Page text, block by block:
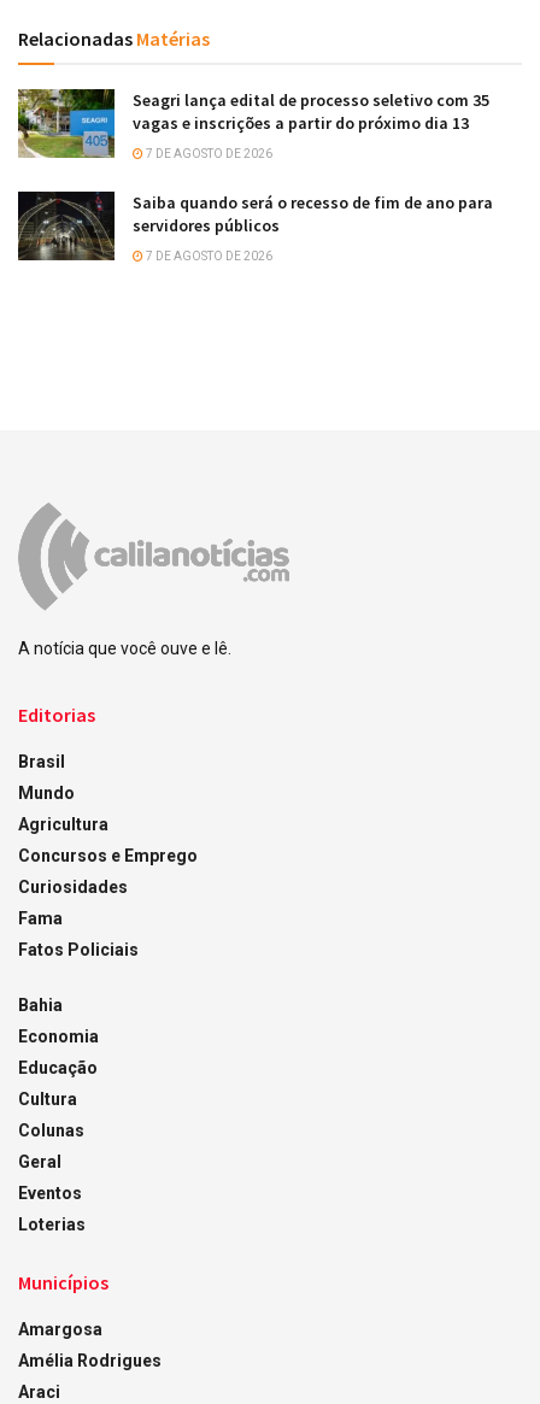
Relacionadas Matérias
Seagri lança edital de processo seletivo com 35
vagas e inscrições a partir do próximo dia 13
7 DE AGOSTO DE 2026
Saiba quando será o recesso de fim de ano para
servidores públicos
7 DE AGOSTO DE 2026
A notícia que você ouve e lê.
Editorias
Brasil
Mundo
Agricultura
Concursos e Emprego
Curiosidades
Fama
Fatos Policiais
Bahia
Economia
Educação
Cultura
Colunas
Geral
Eventos
Loterias
Municípios
Amargosa
Amélia Rodrigues
Araci